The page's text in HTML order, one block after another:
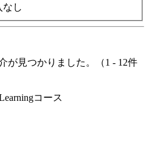
なし
が見つかりました。
（1 - 12件
コース